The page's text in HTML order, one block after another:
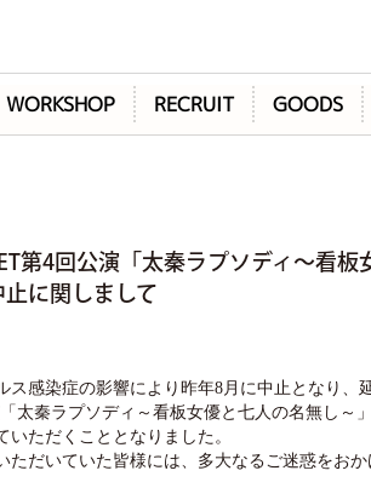
WORKSHOP RECRUIT GOODS
第4回公演「太秦ラプソディ～看
に関しまして
ス感染症の影響により昨年8月に中止となり、
太秦ラプソディ～看板女優と七人の名無し～
いただくこととなりました。
ただいていた皆様には、多大なるご迷惑をお